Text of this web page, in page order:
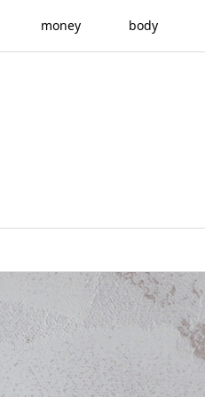
money body